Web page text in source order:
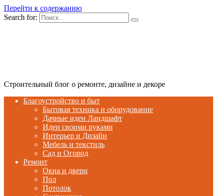
Перейти к содержанию
Search for:
Строительный блог о ремонте, дизайне и декоре
Благоустройство и быт
Бытовая техника и оборудование
Дачные идеи Ландшафт
Идеи своими руками
Интерьер и Дизайн
Мебель и текстиль
Сад и Огород
Ремонт
Окна и двери
Пол
Потолок